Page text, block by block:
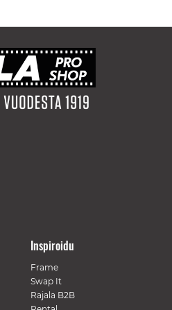
Inspiroidu
Frame
Swap It
Rajala B2B